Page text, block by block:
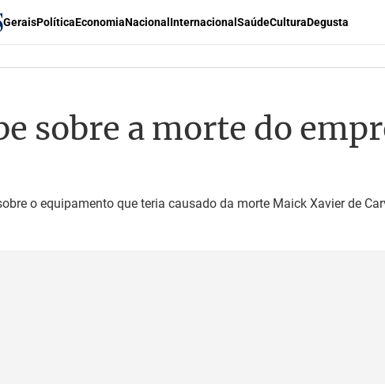
GeraisPolíticaEconomiaNacional Internacional SaúdeCulturaDegusta
sobre a morte do
o equipamento que teria causado da morte Maick Xavier de